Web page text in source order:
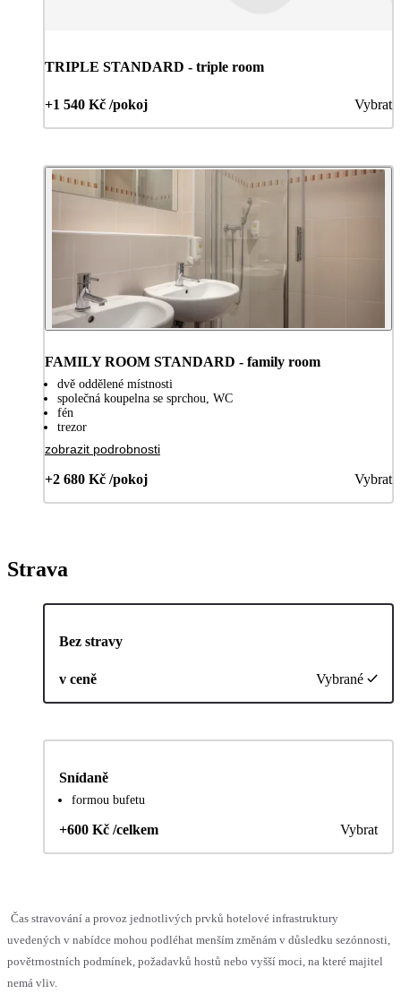
TRIPLE STANDARD - triple room
+1 540 Kč /pokoj Vybrat
FAMILY ROOM STANDARD - family room
dvě oddělené místnosti
společná koupelna se sprchou, WC
fén
trezor
zobrazit podrobnosti
+2 680 Kč /pokoj Vybrat
Strava
Bez stravy
v ceně Vybrané
Snídaně
formou bufetu
+600 Kč /celkem Vybrat
Čas stravování a provoz jednotlivých prvků hotelové infrastruktury
uvedených v nabídce mohou podléhat menším změnám v důsledku sezónnosti,
povětrnostních podmínek, požadavků hostů nebo vyšší moci, na které majitel
nemá vliv.